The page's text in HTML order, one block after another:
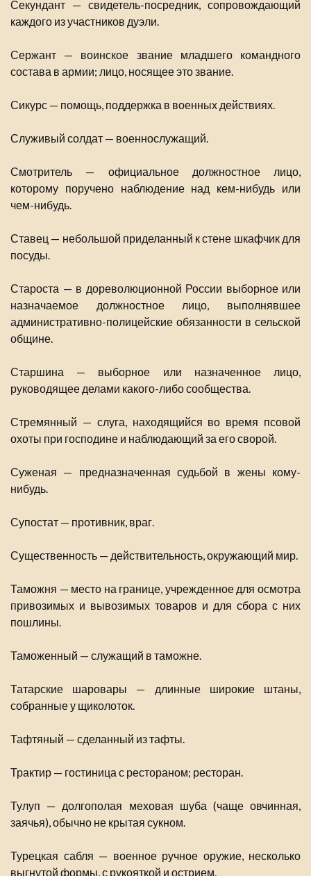
Секундант — свидетель-посредник, сопровождающий
каждого из участников дуэли.
Сержант — воинское звание младшего командного
состава в армии; лицо, носящее это звание.
Сикурс — помощь, поддержка в военных действиях.
Служивый солдат — военнослужащий.
Смотритель — официальное должностное лицо,
которому поручено наблюдение над кем-нибудь или
чем-нибудь.
Ставец — небольшой приделанный к стене шкафчик для
посуды.
Староста — в дореволюционной России выборное или
назначаемое должностное лицо, выполнявшее
административно-полицейские обязанности в сельской
общине.
Старшина — выборное или назначенное лицо,
руководящее делами какого-либо сообщества.
Стремянный — слуга, находящийся во время псовой
охоты при господине и наблюдающий за его сворой.
Суженая — предназначенная судьбой в жены кому-
нибудь.
Супостат — противник, враг.
Существенность — действительность, окружающий мир.
Таможня — место на границе, учрежденное для осмотра
привозимых и вывозимых товаров и для сбора с них
пошлины.
Таможенный — служащий в таможне.
Татарские шаровары — длинные широкие штаны,
собранные у щиколоток.
Тафтяный — сделанный из тафты.
Трактир — гостиница с рестораном; ресторан.
Тулуп — долгополая меховая шуба (чаще овчинная,
заячья), обычно не крытая сукном.
Турецкая сабля — военное ручное оружие, несколько
выгнутой формы, с рукояткой и острием.